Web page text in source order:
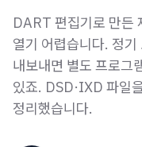
DART 편집기로 만든
열기 어렵습니다. 정
내보내면 별도 프로그
있죠. DSD·IXD 파일
정리했습니다.